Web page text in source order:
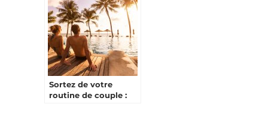
Sortez de votre
routine de couple :